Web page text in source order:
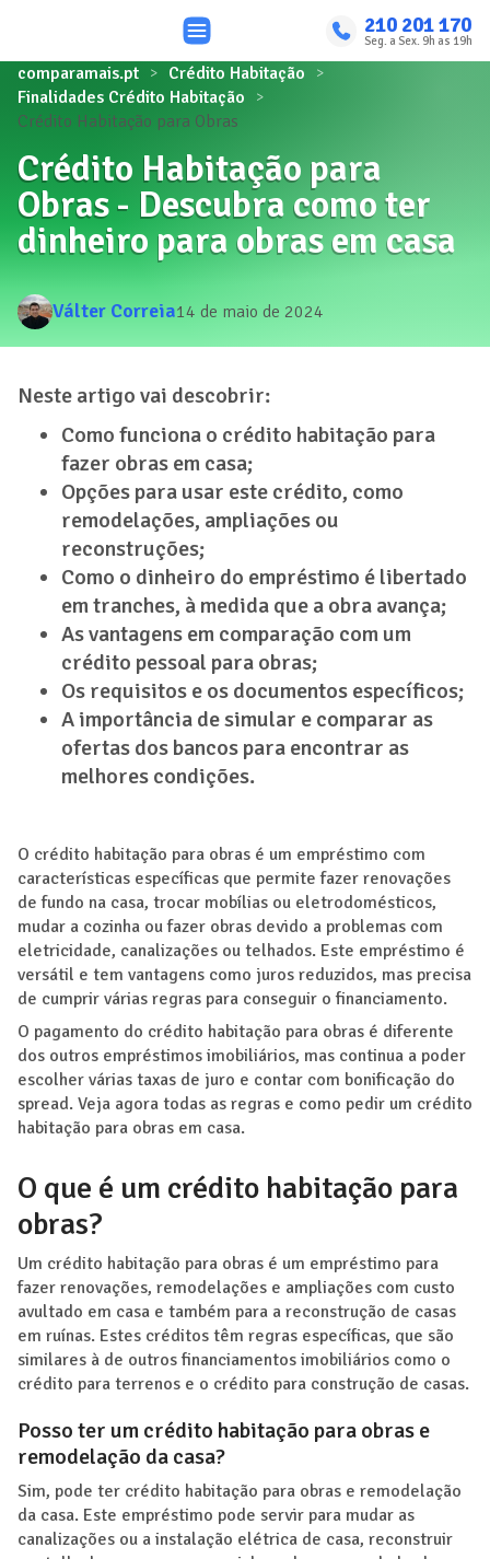
210 201 170
Seg. a Sex. 9h as 19h
comparamais.pt
Crédito Habitação
Finalidades Crédito Habitação
Crédito Habitação para Obras
Crédito Habitação para
Obras - Descubra como ter
dinheiro para obras em casa
Válter Correia14 de maio de 2024
Neste artigo vai descobrir:
Como funciona o crédito habitação para
fazer obras em casa;
Opções para usar este crédito, como
remodelações, ampliações ou
reconstruções;
Como o dinheiro do empréstimo é libertado
em tranches, à medida que a obra avança;
As vantagens em comparação com um
crédito pessoal para obras;
Os requisitos e os documentos específicos;
A importância de simular e comparar as
ofertas dos bancos para encontrar as
melhores condições.
O crédito habitação para obras é um empréstimo com
características específicas que permite fazer renovações
de fundo na casa, trocar mobílias ou eletrodomésticos,
mudar a cozinha ou fazer obras devido a problemas com
eletricidade, canalizações ou telhados. Este empréstimo é
versátil e tem vantagens como juros reduzidos, mas precisa
de cumprir várias regras para conseguir o financiamento.
O pagamento do crédito habitação para obras é diferente
dos outros empréstimos imobiliários, mas continua a poder
escolher várias taxas de juro e contar com bonificação do
spread. Veja agora todas as regras e como pedir um crédito
habitação para obras em casa.
O que é um crédito habitação para
obras?
Um crédito habitação para obras é um empréstimo para
fazer renovações, remodelações e ampliações com custo
avultado em casa e também para a reconstrução de casas
em ruínas. Estes créditos têm regras específicas, que são
similares à de outros financiamentos imobiliários como o
crédito para terrenos e o crédito para construção de casas.
Posso ter um crédito habitação para obras e
remodelação da casa?
Sim, pode ter crédito habitação para obras e remodelação
da casa. Este empréstimo pode servir para mudar as
canalizações ou a instalação elétrica de casa, reconstruir